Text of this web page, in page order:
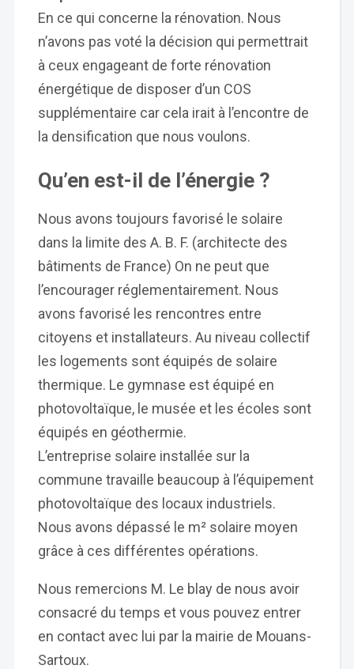
En ce qui concerne la rénovation. Nous
n’avons pas voté la décision qui permettrait
à ceux engageant de forte rénovation
énergétique de disposer d’un COS
supplémentaire car cela irait à l’encontre de
la densification que nous voulons.
Qu’en est-il de l’énergie ?
Nous avons toujours favorisé le solaire
dans la limite des A. B. F. (architecte des
bâtiments de France) On ne peut que
l’encourager réglementairement. Nous
avons favorisé les rencontres entre
citoyens et installateurs. Au niveau collectif
les logements sont équipés de solaire
thermique. Le gymnase est équipé en
photovoltaïque, le musée et les écoles sont
équipés en géothermie.
L’entreprise solaire installée sur la
commune travaille beaucoup à l’équipement
photovoltaïque des locaux industriels.
Nous avons dépassé le m² solaire moyen
grâce à ces différentes opérations.
Nous remercions M. Le blay de nous avoir
consacré du temps et vous pouvez entrer
en contact avec lui par la mairie de Mouans-
Sartoux.